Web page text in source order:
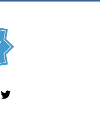
Twitter